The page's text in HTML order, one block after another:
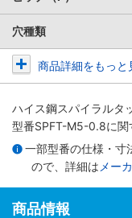
穴種類
商品詳細をもっと
ハイス鋼スパイラルタ
型番SPFT-M5-0.8に関
一部型番の仕様・寸
ので、詳細は メー
商品情報